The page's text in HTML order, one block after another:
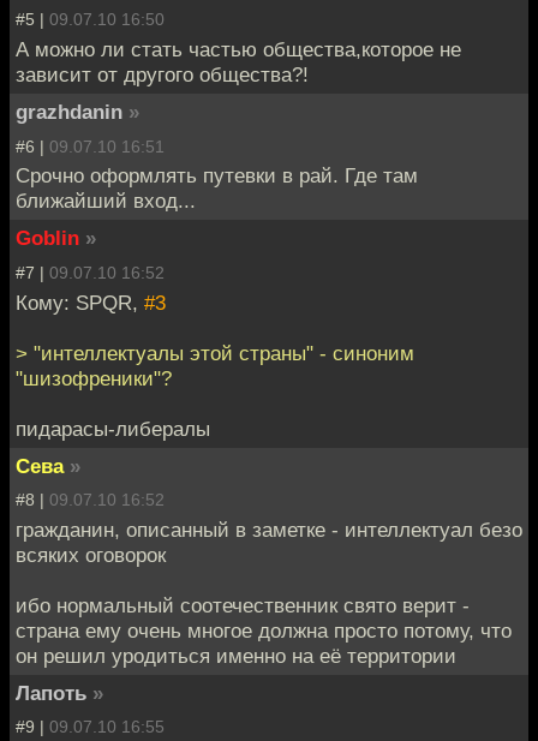
#5 | 09.07.10 16:50
А можно ли стать частью общества,которое не
зависит от другого общества?!
grazhdanin »
#6 | 09.07.10 16:51
Срочно оформлять путевки в рай. Где там
ближайший вход...
Goblin »
#7 | 09.07.10 16:52
Кому: SPQR, #3
> "интеллектуалы этой страны" - синоним
"шизофреники"?
пидарасы-либералы
Сева »
#8 | 09.07.10 16:52
гражданин, описанный в заметке - интеллектуал безо
всяких оговорок
ибо нормальный соотечественник свято верит -
страна ему очень многое должна просто потому, что
он решил уродиться именно на её территории
Лапоть »
#9 | 09.07.10 16:55